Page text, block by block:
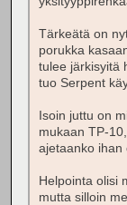
Tärkeätä on
porukka
tulee järkisyitä
tuo Serpent
Isoin juttu on
mukaan TP-
ajetaanko ihan
Helpointa olisi
mutta silloin